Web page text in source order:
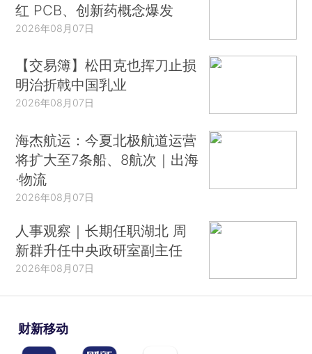
红 PCB、创新药概念爆发
2026年08月07日
【交易簿】松田克也挥刀止损
明治折戟中国乳业
2026年08月07日
海杰航运：今夏北极航道运营
将扩大至7条船、8航次｜出海
·物流
2026年08月07日
人事观察｜长期任职湖北 周
新群升任中央政研室副主任
2026年08月07日
财新移动